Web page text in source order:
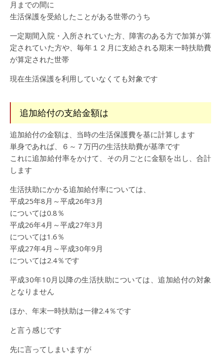
月までの間に
生活保護を受給したことがある世帯のうち
一定期間入院・入所されていた方、障害のある方で加算が算
定されていた方や、毎年１２月に支給される期末一時扶助費
が算定された世帯
現在生活保護を利用していなくても対象です
追加給付の支給金額は
追加給付の金額は、当時の生活保護費を基に計算します
単身であれば、６～７万円の生活扶助費が基準です
これに追加給付率をかけて、その月ごとに金額を出し、合計
します
生活扶助にかかる追加給付率については、
平成25年8月～平成26年3月
については0.8％
平成26年4月～平成27年3月
については1.6％
平成27年4月～平成30年9月
については2.4％です
平成30年10月以降の生活扶助については、追加給付の対象
となりません
ほか、年末一時扶助は一律2.4％です
と言う感じです
先に言ってしまいますが